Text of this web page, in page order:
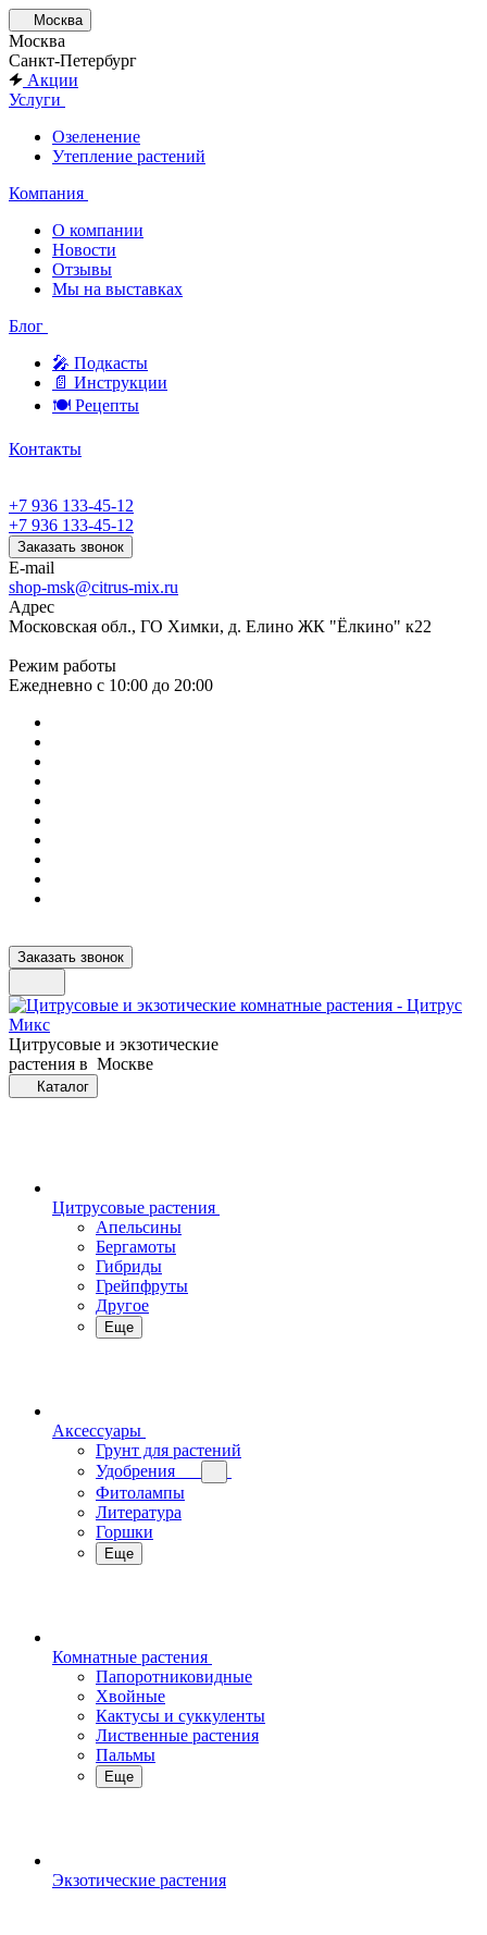
Москва
Москва
Санкт-Петербург
Акции
Услуги
Озеленение
Утепление растений
Компания
О компании
Новости
Отзывы
Мы на выставках
Блог
🎤︎︎ Подкасты
📄 Инструкции
🍽 Рецепты
Контакты
+7 936 133-45-12
+7 936 133-45-12
Заказать звонок
E-mail
shop-msk@citrus-mix.ru
Адрес
Московская обл., ГО Химки, д. Елино ЖК "Ёлкино" к22
Режим работы
Ежедневно с 10:00 до 20:00
Заказать звонок
Цитрусовые и экзотические
растения в Москве
Каталог
Цитрусовые растения
Апельсины
Бергамоты
Гибриды
Грейпфруты
Другое
Еще
Аксессуары
Грунт для растений
Удобрения
Фитолампы
Литература
Горшки
Еще
Комнатные растения
Папоротниковидные
Хвойные
Кактусы и суккуленты
Лиственные растения
Пальмы
Еще
Экзотические растения